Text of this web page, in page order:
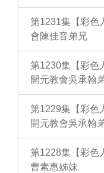
第1231集【彩色
會陳佳音弟兄
第1230集【彩色
開元教會吳承翰
第1229集【彩色
開元教會吳承翰
第1228集【彩色
曹素惠姊妹